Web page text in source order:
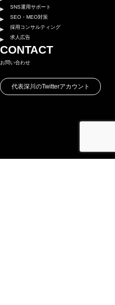
SNS運用サポート
SEO・MEO対策
採用コンサルティング
求人広告
CONTACT
お問い合わせ
代表深川のTwitterアカウント